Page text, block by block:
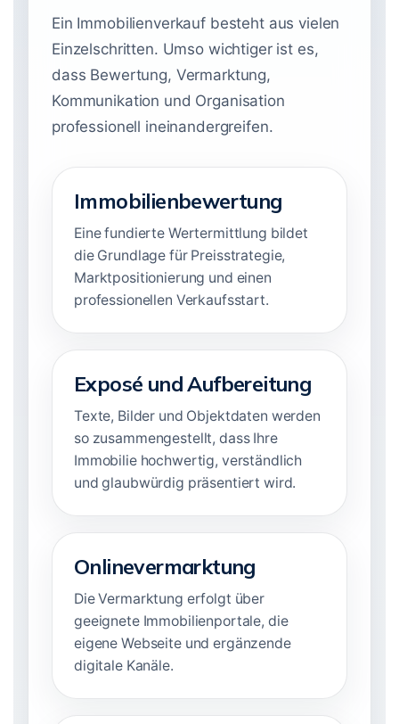
Ein Immobilienverkauf besteht aus vielen
Einzelschritten. Umso wichtiger ist es,
dass Bewertung, Vermarktung,
Kommunikation und Organisation
professionell ineinandergreifen.
Immobilienbewertung
Eine fundierte Wertermittlung bildet
die Grundlage für Preisstrategie,
Marktpositionierung und einen
professionellen Verkaufsstart.
Exposé und Aufbereitung
Texte, Bilder und Objektdaten werden
so zusammengestellt, dass Ihre
Immobilie hochwertig, verständlich
und glaubwürdig präsentiert wird.
Onlinevermarktung
Die Vermarktung erfolgt über
geeignete Immobilienportale, die
eigene Webseite und ergänzende
digitale Kanäle.